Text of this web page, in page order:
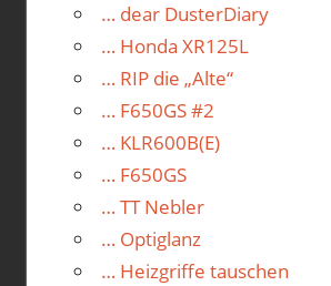
… dear DusterDiary
… Honda XR125L
… RIP die „Alte“
… F650GS #2
… KLR600B(E)
… F650GS
… TT Nebler
… Optiglanz
… Heizgriffe tauschen